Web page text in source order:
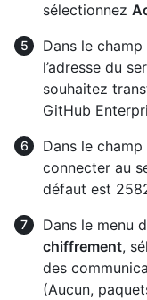
sélectionnez
Dans le champ
l’adresse du
souhaitez
GitHub
Dans le champ
connecter au
défaut est
Dans le menu
chiffrement,
des
(Aucun,